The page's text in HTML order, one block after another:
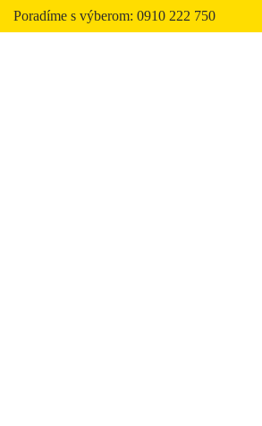
Poradíme s výberom: 0910 222 750